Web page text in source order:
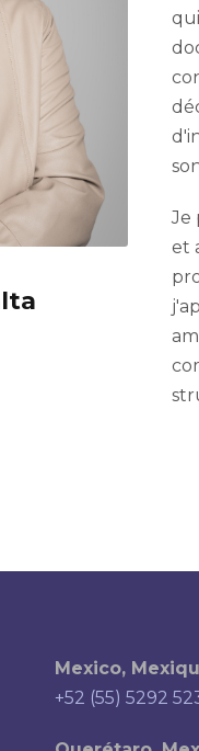
Je
et
Mexico,
+52 (55) 5292